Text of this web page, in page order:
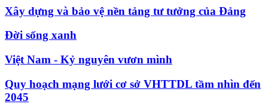
Xây dựng và bảo vệ nền tảng tư tưởng của Đảng
Đời sống xanh
Việt Nam - Kỷ nguyên vươn mình
Quy hoạch mạng lưới cơ sở VHTTDL tầm nhìn đến
2045